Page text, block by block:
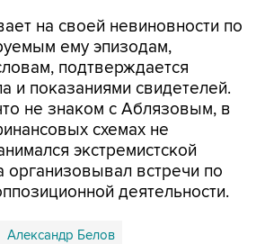
на своей невиновности по
ему эпизодам,
подтверждается
и показаниями свидетелей.
не знаком с Аблязовым, в
схемах не
экстремистской
организовывал встречи по
деятельности.
Александр Белов